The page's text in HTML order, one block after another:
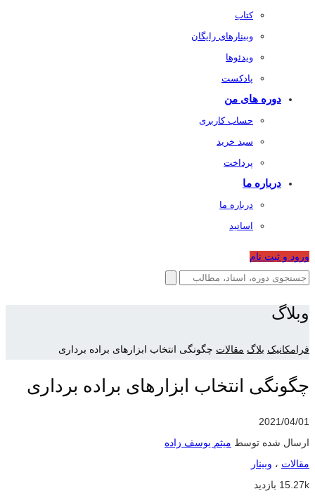
کتاب
وبینارهای رایگان
ویدئوها
پادکست
دوره های من
حساب کاربری
سبد خرید
پرداخت
درباره ما
درباره ما
اساتید
ورود و ثبت نام
وبلاگ
فرامکانیک بلاگ مقالات چگونگی انتخاب ابزارهای براده برداری
چگونگی انتخاب ابزارهای براده برداری
2021/04/01
ارسال شده توسط میثم یوسف زاده
مقالات ، وبینار
15.27k بازدید